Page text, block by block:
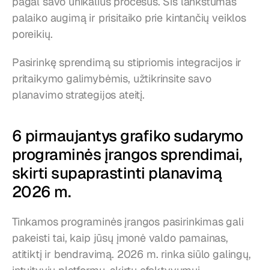
palaiko augimą ir prisitaiko prie kintančių veiklos
poreikių.
Pasirinkę sprendimą su stipriomis integracijos ir
pritaikymo galimybėmis, užtikrinsite savo
planavimo strategijos ateitį.
6 pirmaujantys grafiko sudarymo
programinės įrangos sprendimai,
skirti supaprastinti planavimą
2026 m.
Tinkamos programinės įrangos pasirinkimas gali
pakeisti tai, kaip jūsų įmonė valdo pamainas,
atitiktį ir bendravimą. 2026 m. rinka siūlo galingų,